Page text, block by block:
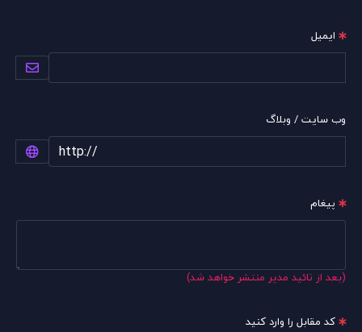
ایمیل
وب سایت / وبلاگ
پیغام
(بعد از تائید مدیر منتشر خواهد شد)
کد مقابل را وارد کنید